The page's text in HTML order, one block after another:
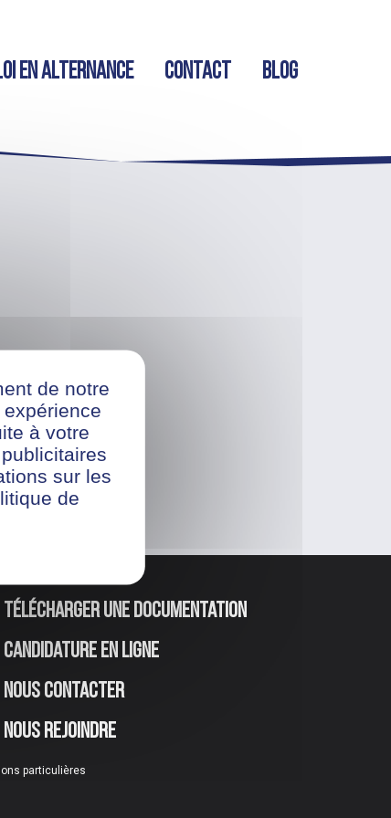
en alternance Contact Blog
Télécharger une documentation
Candidature en ligne
Nous contacter
Nous rejoindre
particulières
de notre
à votre
sur les
de